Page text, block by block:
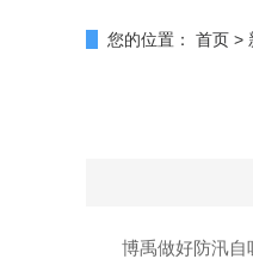
您的位置： 首页 >
博禹做好防汛自